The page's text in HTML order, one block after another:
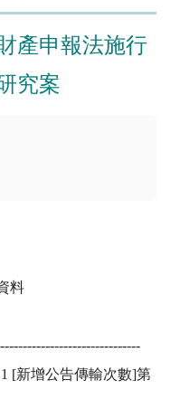
產申報法施行
究案
料
[新增公告傳輸次數]第